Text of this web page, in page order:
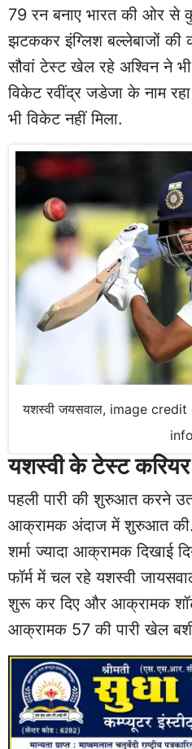
79 रन बनाए भारत की ओर से
झटककर इंग्लिश बल्लेबाजों की
सौवां टेस्ट खेल रहे अश्विन ने
विकेट रवींद्र जडेजा के नाम
भी विकेट नहीं मिला.
यशस्वी जयसवाल, image
info
यशस्वी के टेस्ट
पहली पारी की शुरुआत करने
आक्रामक अंदाज में शुरुआत की.
शर्मा ज्यादा आक्रामक दिखाई
फॉर्म में चल रहे यशस्वी
शुरू कर दिए और आक्रामक
आक्रामक 57 की पारी खेल